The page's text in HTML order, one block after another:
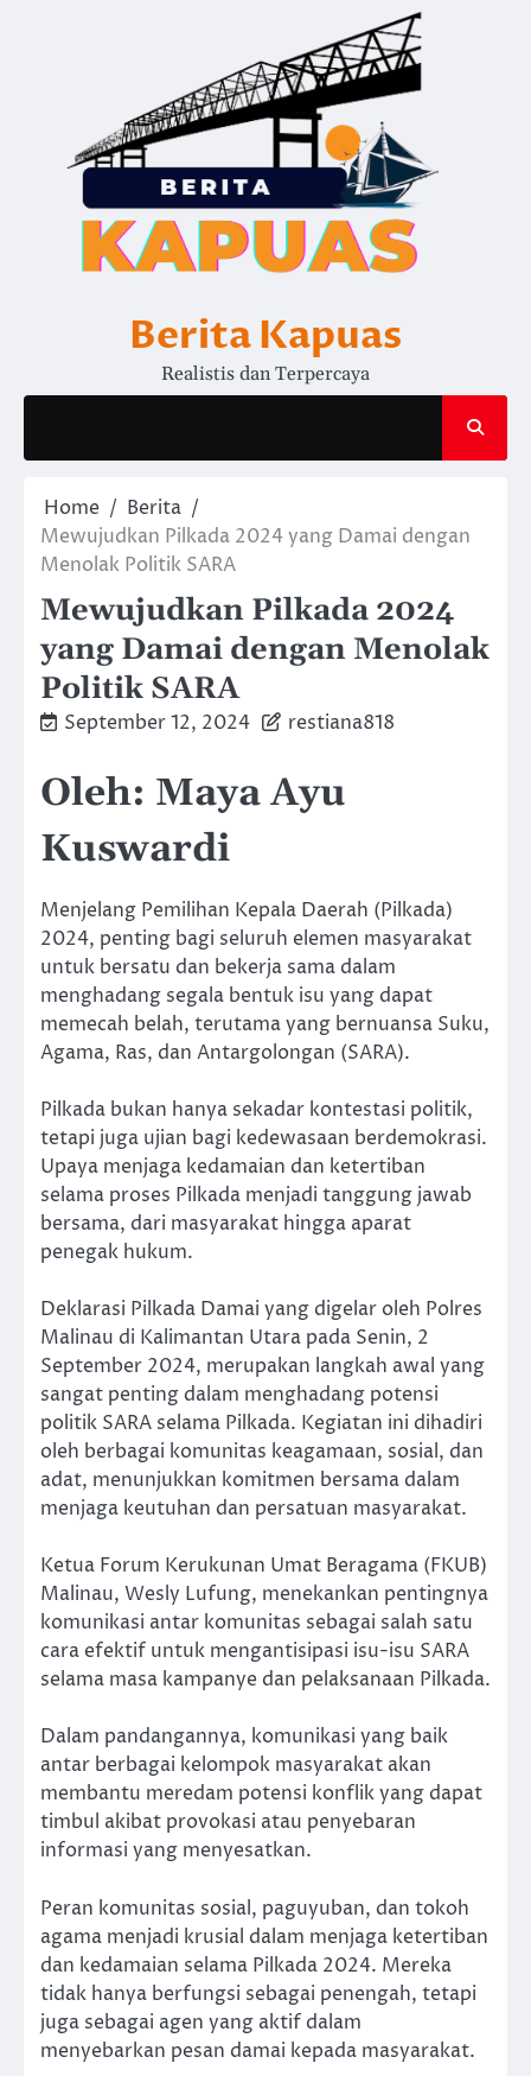
Berita Kapuas
Realistis dan Terpercaya
Home
Berita
Mewujudkan Pilkada 2024 yang Damai dengan
Menolak Politik SARA
Mewujudkan Pilkada 2024
yang Damai dengan Menolak
Politik SARA
September 12, 2024 restiana818
Oleh: Maya Ayu
Kuswardi
Menjelang Pemilihan Kepala Daerah (Pilkada)
2024, penting bagi seluruh elemen masyarakat
untuk bersatu dan bekerja sama dalam
menghadang segala bentuk isu yang dapat
memecah belah, terutama yang bernuansa Suku,
Agama, Ras, dan Antargolongan (SARA).
Pilkada bukan hanya sekadar kontestasi politik,
tetapi juga ujian bagi kedewasaan berdemokrasi.
Upaya menjaga kedamaian dan ketertiban
selama proses Pilkada menjadi tanggung jawab
bersama, dari masyarakat hingga aparat
penegak hukum.
Deklarasi Pilkada Damai yang digelar oleh Polres
Malinau di Kalimantan Utara pada Senin, 2
September 2024, merupakan langkah awal yang
sangat penting dalam menghadang potensi
politik SARA selama Pilkada. Kegiatan ini dihadiri
oleh berbagai komunitas keagamaan, sosial, dan
adat, menunjukkan komitmen bersama dalam
menjaga keutuhan dan persatuan masyarakat.
Ketua Forum Kerukunan Umat Beragama (FKUB)
Malinau, Wesly Lufung, menekankan pentingnya
komunikasi antar komunitas sebagai salah satu
cara efektif untuk mengantisipasi isu-isu SARA
selama masa kampanye dan pelaksanaan Pilkada.
Dalam pandangannya, komunikasi yang baik
antar berbagai kelompok masyarakat akan
membantu meredam potensi konflik yang dapat
timbul akibat provokasi atau penyebaran
informasi yang menyesatkan.
Peran komunitas sosial, paguyuban, dan tokoh
agama menjadi krusial dalam menjaga ketertiban
dan kedamaian selama Pilkada 2024. Mereka
tidak hanya berfungsi sebagai penengah, tetapi
juga sebagai agen yang aktif dalam
menyebarkan pesan damai kepada masyarakat.